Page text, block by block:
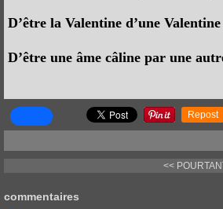
D’être la Valentine d’une
D’être une âme câline par une
Repost
<<
commentaires